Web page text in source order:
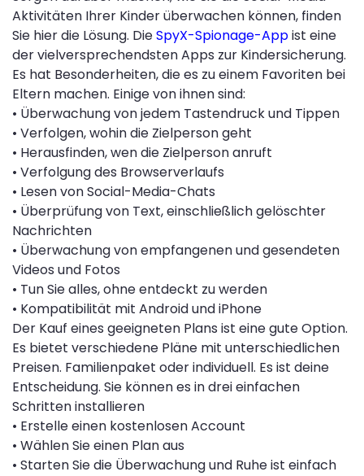
Aktivitäten Ihrer Kinder überwachen können, finden
Sie hier die Lösung. DieSpyX-Spionage-Appist eine
der vielversprechendsten Apps zur Kindersicherung.
Es hat Besonderheiten, die es zu einem Favoriten bei
Eltern machen. Einige von ihnen sind:
• Überwachung von jedem Tastendruck und Tippen
• Verfolgen, wohin die Zielperson geht
• Herausfinden, wen die Zielperson anruft
• Verfolgung des Browserverlaufs
• Lesen von Social-Media-Chats
• Überprüfung von Text, einschließlich gelöschter
Nachrichten
• Überwachung von empfangenen und gesendeten
Videos und Fotos
• Tun Sie alles, ohne entdeckt zu werden
• Kompatibilität mit Android und iPhone
Der Kauf eines geeigneten Plans ist eine gute Option.
Es bietet verschiedene Pläne mit unterschiedlichen
Preisen. Familienpaket oder individuell. Es ist deine
Entscheidung. Sie können es in drei einfachen
Schritten installieren
• Erstelle einen kostenlosen Account
• Wählen Sie einen Plan aus
• Starten Sie die Überwachung und Ruhe ist einfach